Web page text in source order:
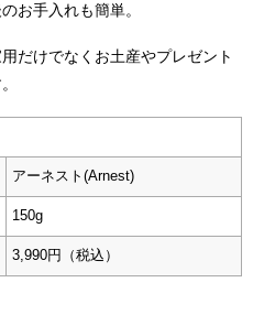
お手入れも簡単。
だけでなくお土産やプレゼント
アーネスト(Arnest)
150g
3,990円（税込）